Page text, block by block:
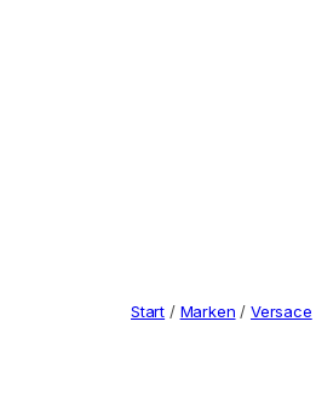
Start / Marken / Versace